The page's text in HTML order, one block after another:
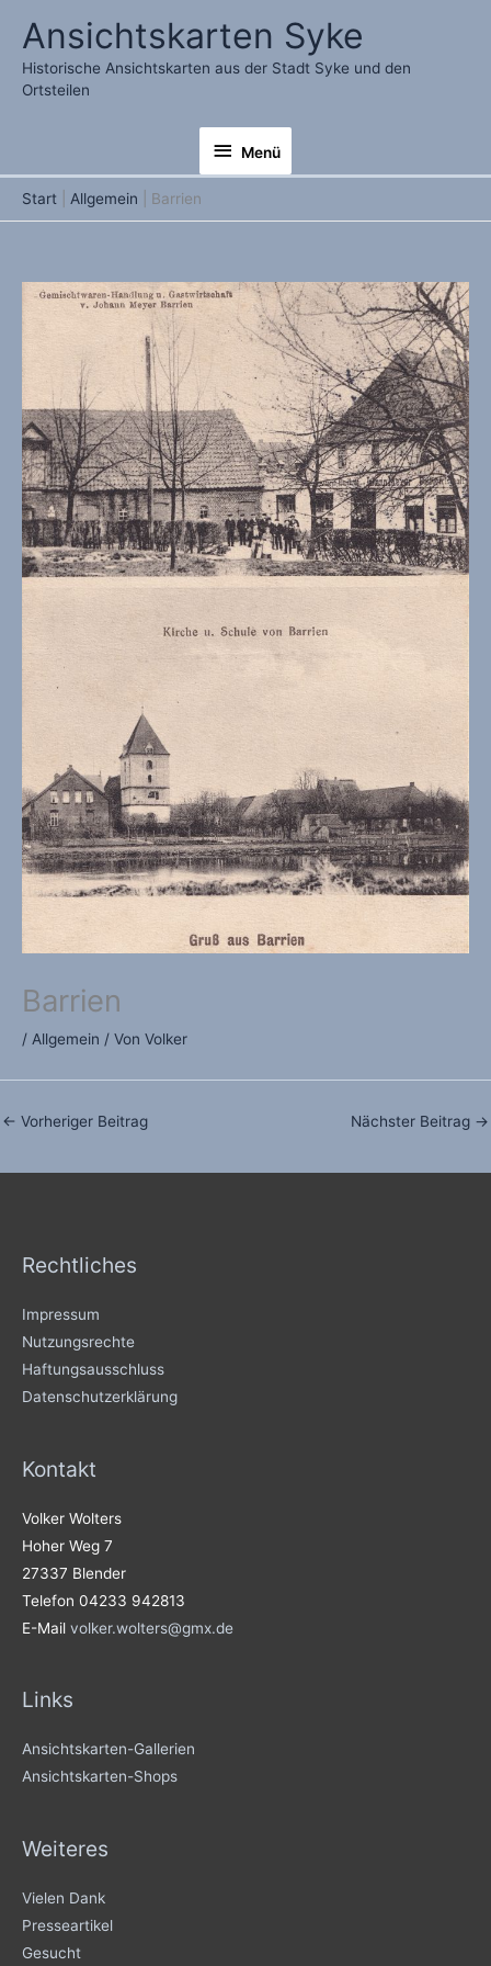
Inhalt
springen
Ansichtskarten Syke
Historische Ansichtskarten aus der Stadt Syke und den
Ortsteilen
Menü
Menü
Start Allgemein Barrien
Barrien
/ Allgemein / Von Volker
← Vorheriger Beitrag Nächster Beitrag →
Rechtliches
Impressum
Nutzungsrechte
Haftungsausschluss
Datenschutzerklärung
Kontakt
Volker Wolters
Hoher Weg 7
27337 Blender
Telefon 04233 942813
E-Mail volker.wolters@gmx.de
Links
Ansichtskarten-Gallerien
Ansichtskarten-Shops
Weiteres
Vielen Dank
Presseartikel
Gesucht